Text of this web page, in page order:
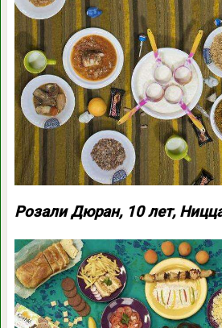
Розали Дюран, 10 лет,